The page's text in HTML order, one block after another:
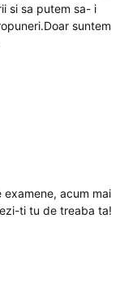
si sa putem sa- i
suntem
examene, acum mai
ti tu de treaba ta!